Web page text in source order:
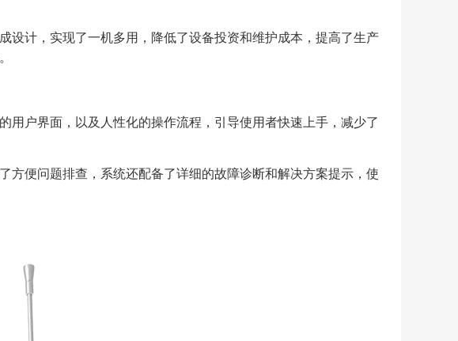
设计，实现了一机多用，降低了设备投资和维护成本，提高了生产
户界面，以及人性化的操作流程，引导使用者快速上手，减少了
便问题排查，系统还配备了详细的故障诊断和解决方案提示，使